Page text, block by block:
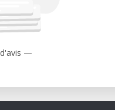
—